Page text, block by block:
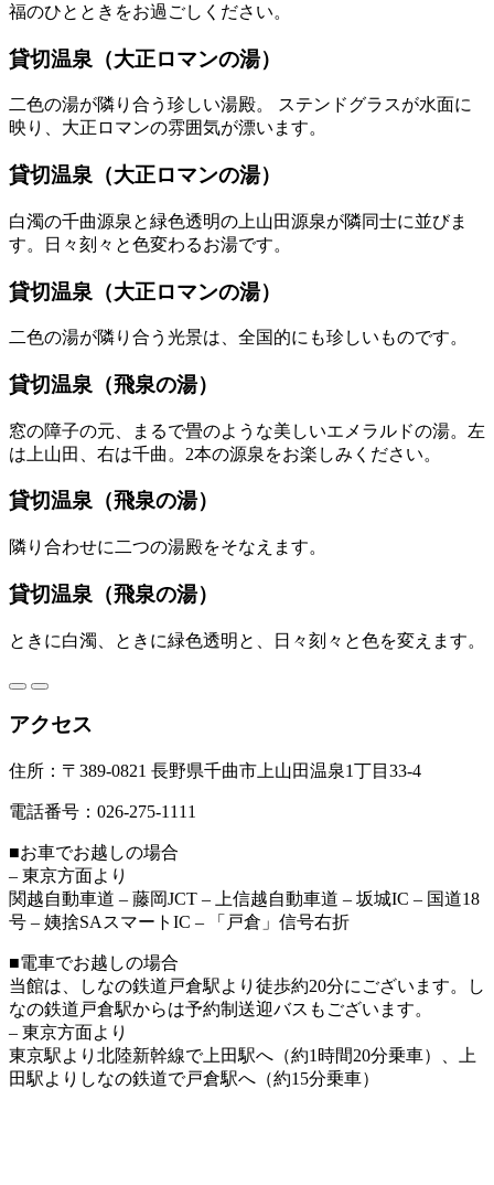
福のひとときをお過ごしください。
貸切温泉（大正ロマンの湯）
二色の湯が隣り合う珍しい湯殿。 ステンドグラスが水面に
映り、大正ロマンの雰囲気が漂います。
貸切温泉（大正ロマンの湯）
白濁の千曲源泉と緑色透明の上山田源泉が隣同士に並びま
す。日々刻々と色変わるお湯です。
貸切温泉（大正ロマンの湯）
二色の湯が隣り合う光景は、全国的にも珍しいものです。
貸切温泉（飛泉の湯）
窓の障子の元、まるで畳のような美しいエメラルドの湯。左
は上山田、右は千曲。2本の源泉をお楽しみください。
貸切温泉（飛泉の湯）
隣り合わせに二つの湯殿をそなえます。
貸切温泉（飛泉の湯）
ときに白濁、ときに緑色透明と、日々刻々と色を変えます。
アクセス
住所：〒389-0821 長野県千曲市上山田温泉1丁目33-4
電話番号：026-275-1111
■お車でお越しの場合
– 東京方面より
関越自動車道 – 藤岡JCT – 上信越自動車道 – 坂城IC – 国道18
号 – 姨捨SAスマートIC – 「戸倉」信号右折
■電車でお越しの場合
当館は、しなの鉄道戸倉駅より徒歩約20分にございます。し
なの鉄道戸倉駅からは予約制送迎バスもございます。
– 東京方面より
東京駅より北陸新幹線で上田駅へ（約1時間20分乗車）、上
田駅よりしなの鉄道で戸倉駅へ（約15分乗車）